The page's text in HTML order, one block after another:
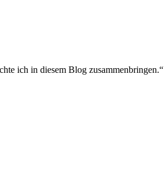
ich in diesem Blog zusammenbringen.“